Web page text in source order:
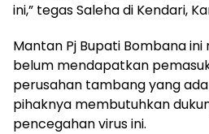
ini,” tegas Saleha di Kendari,
Mantan Pj Bupati Bombana
belum mendapatkan
perusahan tambang yang
pihaknya membutuhkan
pencegahan virus ini.